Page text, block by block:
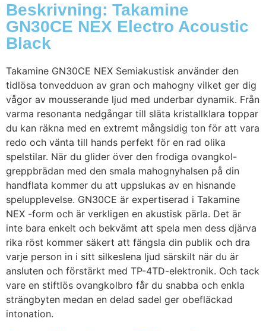
Beskrivning: Takamine
GN30CE NEX Electro Acoustic
Black
Takamine GN30CE NEX Semiakustisk använder den
tidlösa tonvedduon av gran och mahogny vilket ger dig
vågor av mousserande ljud med underbar dynamik. Från
varma resonanta nedgångar till släta kristallklara toppar
du kan räkna med en extremt mångsidig ton för att vara
redo och vänta till hands perfekt för en rad olika
spelstilar. När du glider över den frodiga ovangkol-
greppbrädan med den smala mahognyhalsen på din
handflata kommer du att uppslukas av en hisnande
spelupplevelse. GN30CE är expertiserad i Takamine
NEX -form och är verkligen en akustisk pärla. Det är
inte bara enkelt och bekvämt att spela men dess djärva
rika röst kommer säkert att fängsla din publik och dra
varje person in i sitt silkeslena ljud särskilt när du är
ansluten och förstärkt med TP-4TD-elektronik. Och tack
vare en stiftlös ovangkolbro får du snabba och enkla
strängbyten medan en delad sadel ger obefläckad
intonation.